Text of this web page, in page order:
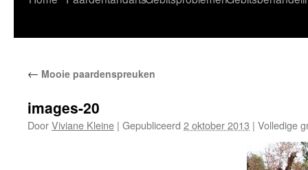
inhoud
← Mooie paardenspreuken
images-20
DoorViviane Kleine | Gepubliceerd 2 oktober 2013 | Volledige